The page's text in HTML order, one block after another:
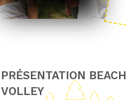
PRÉSENTATION BEACH
VOLLEY